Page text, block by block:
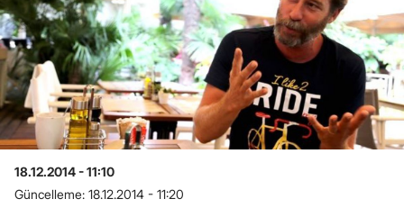
18.12.2014 - 11:10
Güncelleme: 18.12.2014 - 11:20